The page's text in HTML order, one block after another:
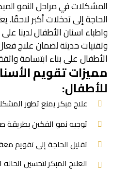
المشكلات في مراحل النمو
الحاجة إلى تدخلات أكبر لاحقًا.
واطباء اسنان الأطفال لدينا
وتقنيات حديثة لضمان علاج
الأطفال على بناء ابتسامة
مميزات تقويم
للأطفال:
علاج مبكر يمنع تطور
توجيه نمو الفكين بطريقة
تقليل الحاجة إلى تقويم
العلاج المبكر لتحسين